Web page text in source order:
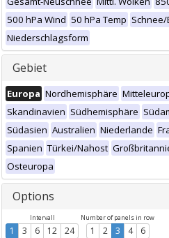
500 hPa Wind 50 hPa Temp Schnee/
Niederschlagsform
Gebiet
Europa Nordhemisphäre
Skandinavien Südhemisphäre
Südasien Australien Niederlande
Spanien Türkei/Nahost
Osteuropa
Options
Intervall
1 3 6 12 24
Number of panels in row
1 2 3 4 6